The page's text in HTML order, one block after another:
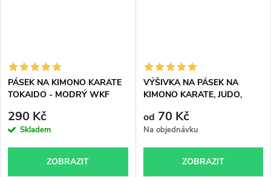
PÁSEK NA KIMONO KARATE
TOKAIDO - MODRÝ WKF
290 Kč
Skladem
ZOBRAZIT
VÝŠIVKA NA PÁSEK NA
KIMONO KARATE, JUDO,
JITSU
od 70 Kč
Na objednávku
ZOBRAZIT